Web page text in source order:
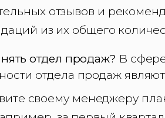
отзывов и
из их общего
отдел продаж? В
отдела продаж
своему менеджеру